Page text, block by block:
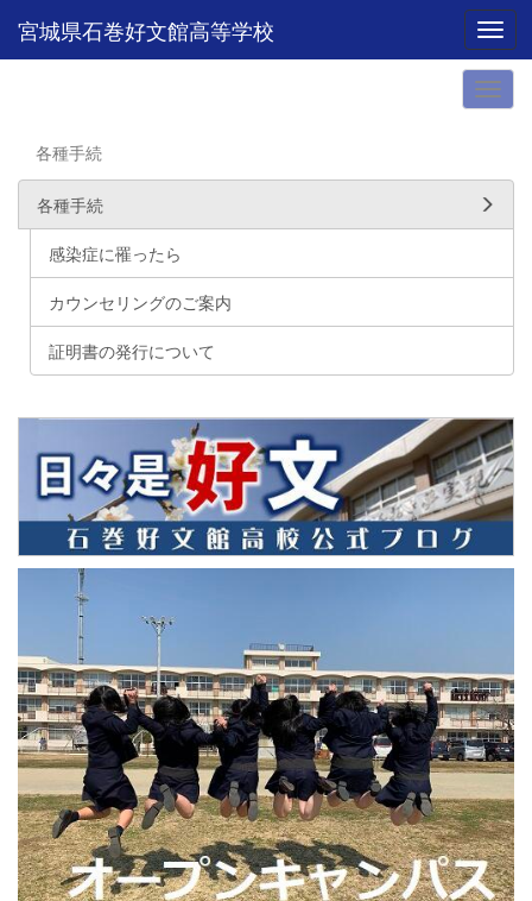
宮城県石巻好文館高等学校
各種手続
各種手続
感染症に罹ったら
カウンセリングのご案内
証明書の発行について